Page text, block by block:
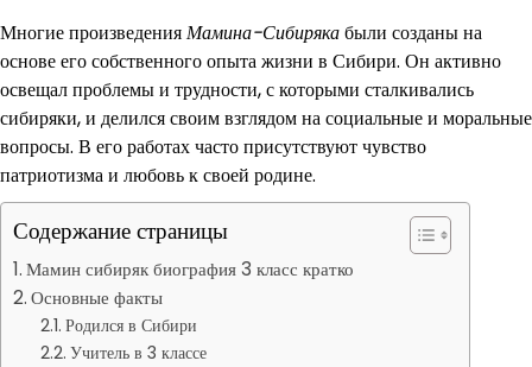
Многие произведенияМамина-Сибирякабыли созданы на
основе его собственного опыта жизни в Сибири. Он активно
освещал проблемы и трудности, с которыми сталкивались
сибиряки, и делился своим взглядом на социальные и моральные
вопросы. В его работах часто присутствуют чувство
патриотизма и любовь к своей родине.
Содержание страницы
Мамин сибиряк биография 3 класс кратко
Основные факты
Родился в Сибири
Учитель в 3 классе